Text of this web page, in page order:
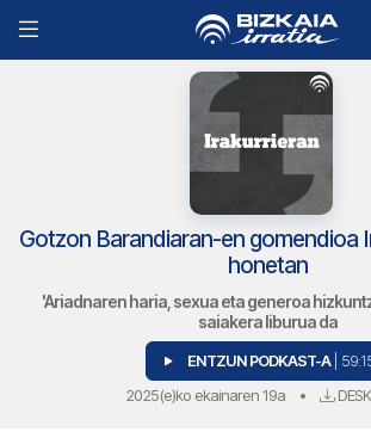
Gotzon Barandiaran-en gomendioa
honetan
'Ariadnaren haria, sexua eta generoa
saiakera liburua da
ENTZUN PODKAST-A |
2025(e)ko ekainaren 19a •